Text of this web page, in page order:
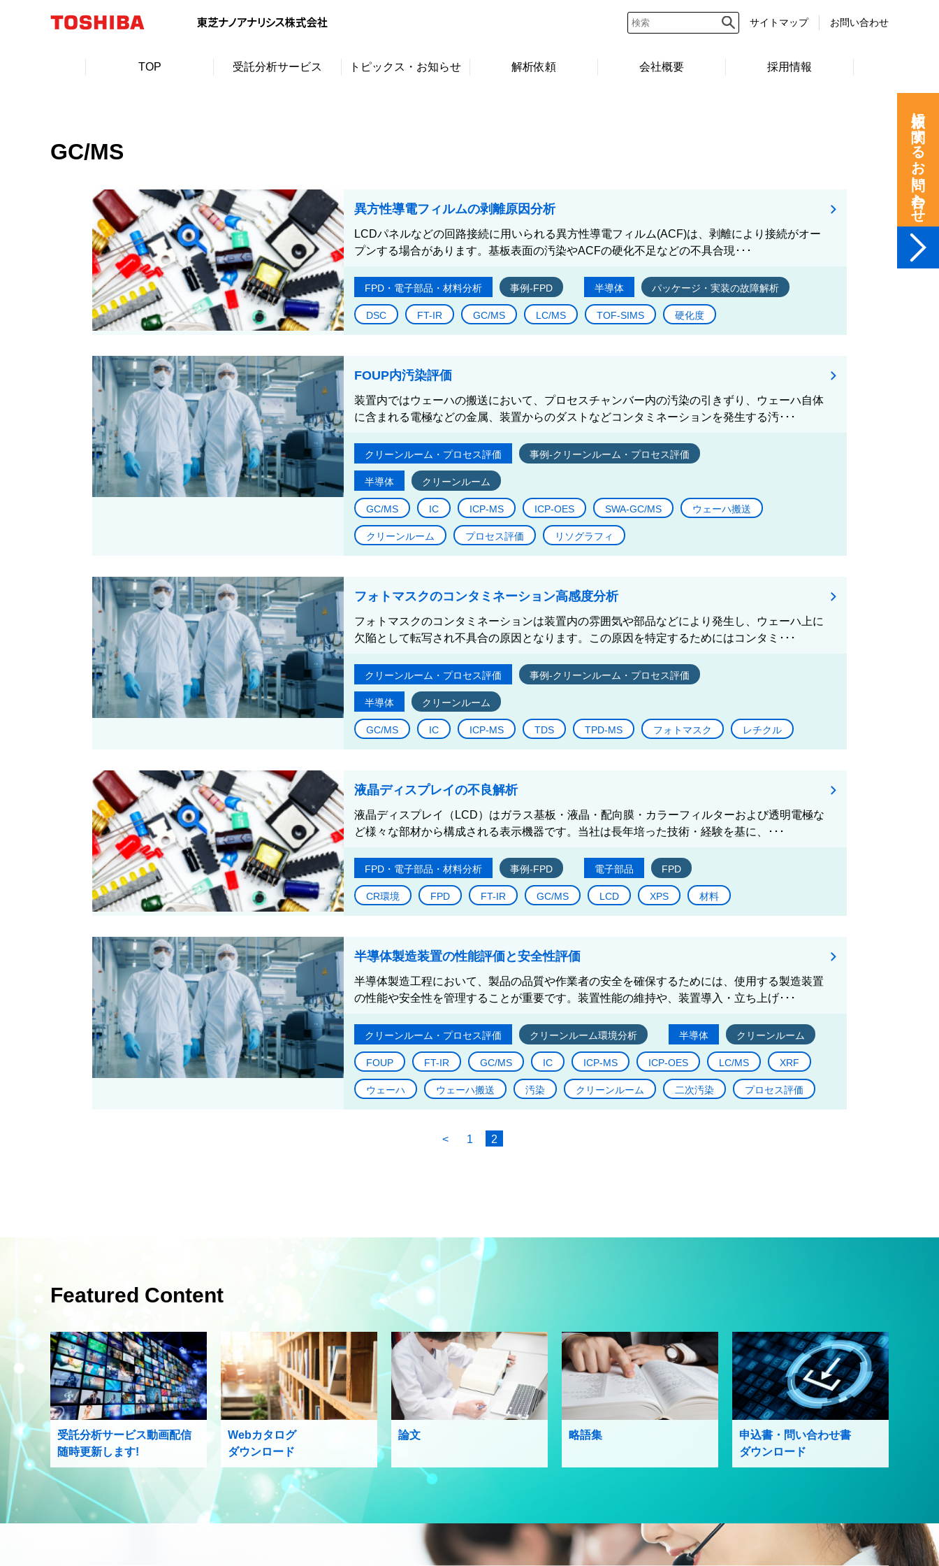
サイトマップ お問い合わせ
TOP 受託分析サービス トピックス・お知らせ 解析依頼 会社概要 採用情報
GC/MS
異方性導電フィルムの剥離原因分析
LCDパネルなどの回路接続に用いられる異方性導電フィルム(ACF)は、剥離により接続がオー
プンする場合があります。基板表面の汚染やACFの硬化不足などの不具合現･･･
FPD・電子部品・材料分析 事例-FPD 半導体 パッケージ・実装の故障解析
DSC FT-IR GC/MS LC/MS TOF-SIMS 硬化度
FOUP内汚染評価
装置内ではウェーハの搬送において、プロセスチャンバー内の汚染の引きずり、ウェーハ自体
に含まれる電極などの金属、装置からのダストなどコンタミネーションを発生する汚･･･
クリーンルーム・プロセス評価 事例-クリーンルーム・プロセス評価
半導体 クリーンルーム
GC/MS IC ICP-MS ICP-OES SWA-GC/MS ウェーハ搬送
クリーンルーム プロセス評価 リソグラフィ
フォトマスクのコンタミネーション高感度分析
フォトマスクのコンタミネーションは装置内の雰囲気や部品などにより発生し、ウェーハ上に
欠陥として転写され不具合の原因となります。この原因を特定するためにはコンタミ･･･
クリーンルーム・プロセス評価 事例-クリーンルーム・プロセス評価
半導体 クリーンルーム
GC/MS IC ICP-MS TDS TPD-MS フォトマスク レチクル
液晶ディスプレイの不良解析
液晶ディスプレイ（LCD）はガラス基板・液晶・配向膜・カラーフィルターおよび透明電極な
ど様々な部材から構成される表示機器です。当社は長年培った技術・経験を基に、･･･
FPD・電子部品・材料分析 事例-FPD 電子部品 FPD
CR環境 FPD FT-IR GC/MS LCD XPS 材料
半導体製造装置の性能評価と安全性評価
半導体製造工程において、製品の品質や作業者の安全を確保するためには、使用する製造装置
の性能や安全性を管理することが重要です。装置性能の維持や、装置導入・立ち上げ･･･
クリーンルーム・プロセス評価 クリーンルーム環境分析 半導体 クリーンルーム
FOUP FT-IR GC/MS IC ICP-MS ICP-OES LC/MS XRF
ウェーハ ウェーハ搬送 汚染 クリーンルーム 二次汚染 プロセス評価
< 1 2
Featured Content
受託分析サービス動画配信
随時更新します!
Webカタログ
ダウンロード
論文 略語集
申込書・問い合わせ書
ダウンロード
依頼に関するお問い合わせ